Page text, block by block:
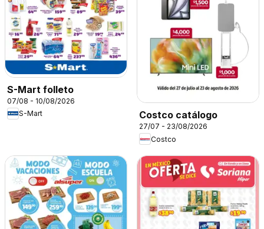
S-Mart folleto
07/08 - 10/08/2026
S-Mart
Costco catálogo
27/07 - 23/08/2026
Costco